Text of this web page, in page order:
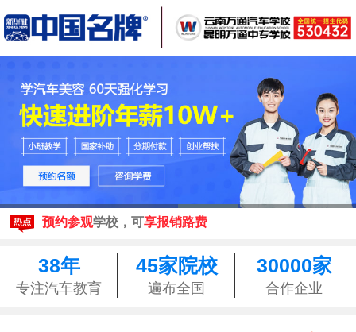
来校参观均可享昆明免费接站
预约参观学校，可享报销路费
来校参观均可享昆明
预约参观
学校，可享报销路费
38年
专注汽车教育
45家院校
遍布全国
30000家
合作企业